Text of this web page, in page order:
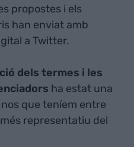
propostes i els
han enviat amb
a Twitter.
dels termes i les
ha estat una
que teníem entre
representatiu del